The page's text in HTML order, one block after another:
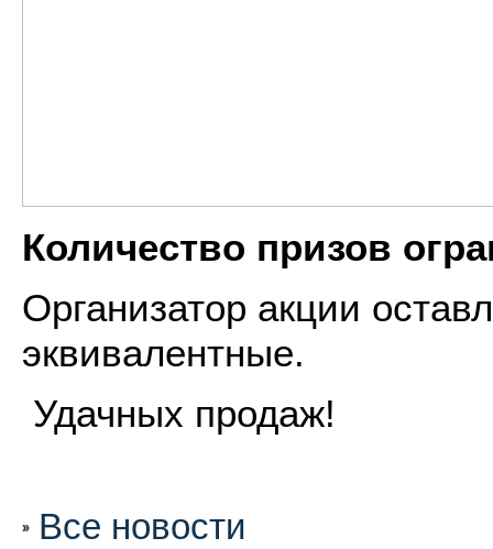
Количество призов
Организатор акции
эквивалентные.
Удачных продаж!
Все новости